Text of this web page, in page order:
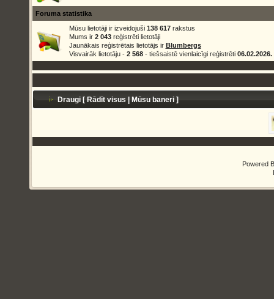
Foruma statistika
Mūsu lietotāji ir izveidojuši 138 617rakstus
Mums ir 2 043reģistrēti lietotāji
Jaunākais reģistrētais lietotājs ir Blumbergs
Visvairāk lietotāju - 2 568- tiešsaistē vienlaicīgi reģistrēti 06.02.2026.
Draugi [ Rādīt visus Mūsu baneri]
Powered